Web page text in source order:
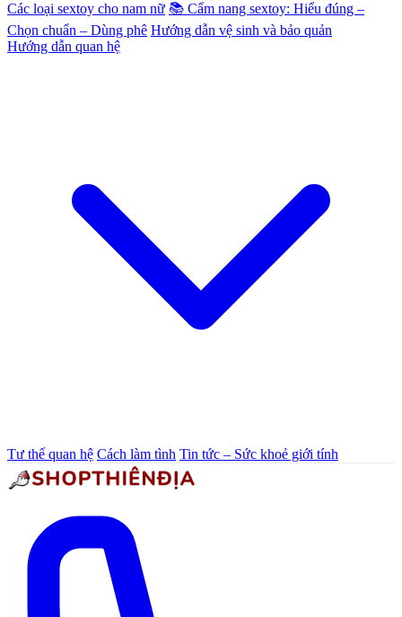
Các loại sextoy cho nam nữ 📚 Cẩm nang sextoy: Hiểu đúng –
Chọn chuẩn – Dùng phê Hướng dẫn vệ sinh và bảo quản
Hướng dẫn quan hệ
Tư thế quan hệ Cách làm tình Tin tức – Sức khoẻ giới tính